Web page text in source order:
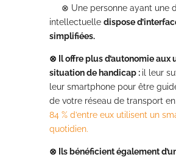
⊗ Une personne ayant une
intellectuelle dispose
simplifiées.
⊗ Il offre plus d’autonomie aux
situation de handicap : il leur
leur smartphone pour être
de votre réseau de transport
84 % d’entre eux utilisent un
quotidien.
⊗ Ils bénéficient également